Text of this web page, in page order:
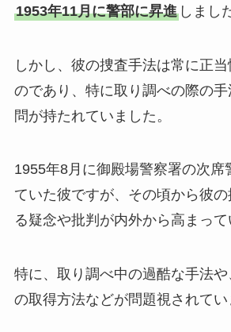
1953年11月に警部に昇進しまし
しかし、彼の捜査手法は常に正
のであり、特に取り調べの際の
問が持たれていました。
1955年8月に御殿場警察署の次席
ていた彼ですが、その頃から彼
る疑念や批判が内外から高まって
特に、取り調べ中の過酷な手法
の取得方法などが問題視されてい